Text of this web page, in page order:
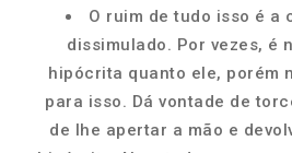
O ruim de tudo isso é a
dissimulado. Por vezes, é
hipócrita quanto ele, porém
para isso. Dá vontade de
de lhe apertar a mão e